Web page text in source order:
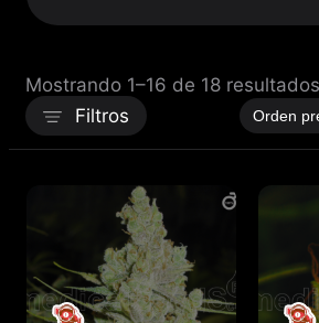
Mostrando 1–16 de 18 resultados
Filtros